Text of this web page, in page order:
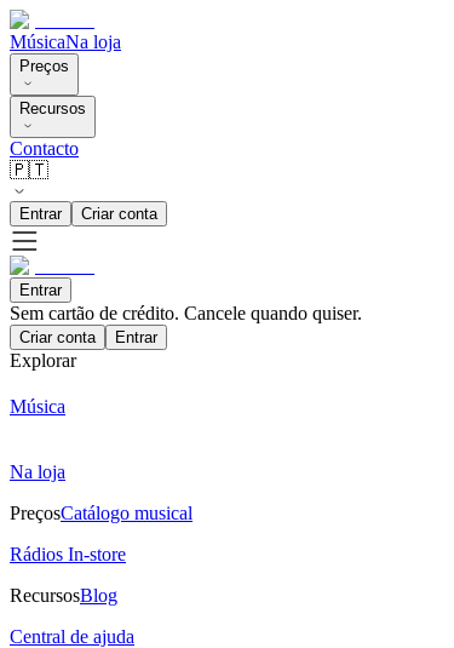
MúsicaNa loja
Preços
Recursos
Contacto
🇵🇹
Entrar Criar conta
Entrar
Sem cartão de crédito. Cancele quando quiser.
Criar conta Entrar
Explorar
Música
Na loja
PreçosCatálogo musical
Rádios In-store
RecursosBlog
Central de ajuda